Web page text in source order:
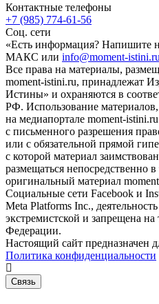
Контактные телефоны
+7 (985) 774-61-56
Соц. сети
«Есть информация? Напишите
МАКС или info@moment-istini.ru
Все права на материалы,
moment-istini.ru, принадлежат
Истины» и охраняются в
РФ. Использование
на медиапортале moment-
с письменного разрешения
или с обязательной прямой
с которой материал
размещаться непосредственно
оригинальный материал
Социальные сети Facebook и
Meta Platforms Inc.,
экстремистской и запрещена
Федерации.
Настоящий сайт предназначен
Политика конфиденциальности
Связь